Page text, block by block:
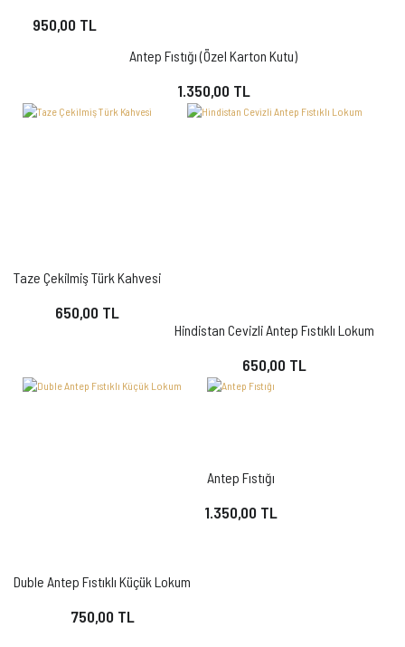
950,00 TL
Antep Fıstığı (Özel Karton Kutu)
1.350,00 TL
Taze Çekilmiş Türk Kahvesi
650,00 TL
Hindistan Cevizli Antep Fıstıklı Lokum
650,00 TL
Duble Antep Fıstıklı Küçük Lokum
750,00 TL
Antep Fıstığı
1.350,00 TL